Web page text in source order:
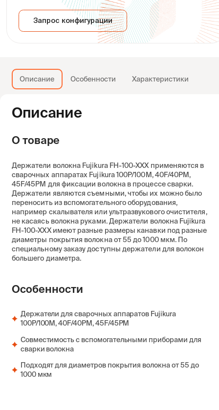
Запрос конфигурации
Описание Особенности Характеристики
Описание
О товаре
Держатели волокна Fujikura FH-100-XXX применяются в
сварочных аппаратах Fujikura 100P/100M, 40F/40PM,
45F/45PM для фиксации волокна в процессе сварки.
Держатели являются съемными, чтобы их можно было
переносить из вспомогательного оборудования,
например скалывателя или ультразвукового очистителя,
не касаясь волокна руками. Держатели волокна Fujikura
FH-100-XXX имеют разные размеры канавки под разные
диаметры покрытия волокна от 55 до 1000 мкм. По
специальному заказу доступны держатели для волокон
большего диаметра.
Особенности
Держатели для сварочных аппаратов Fujikura
100P/100M, 40F/40PM, 45F/45PM
Совместимость с вспомогательными приборами для
сварки волокна
Подходят для диаметров покрытия волокна от 55 до
1000 мкм